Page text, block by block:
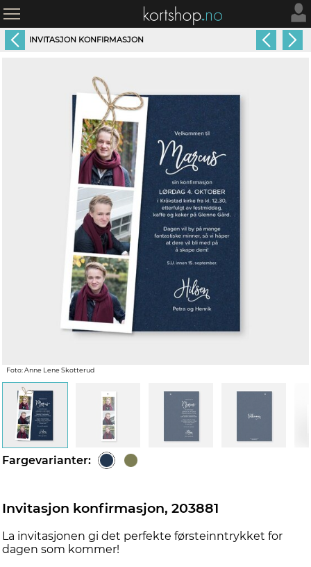
INVITASJON KONFIRMASJON
Foto: Anne Lene Skotterud
Fargevarianter:
Invitasjon konfirmasjon, 203881
La invitasjonen gi det perfekte førsteinntrykket for
dagen som kommer!